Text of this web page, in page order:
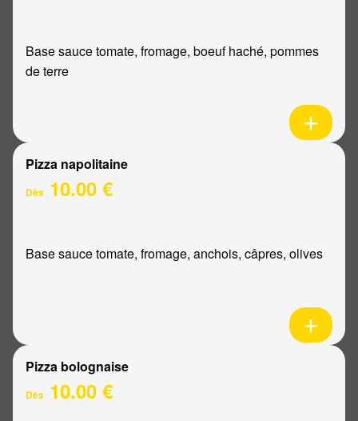
Base sauce tomate, fromage, boeuf haché, pommes
de terre
Pizza napolitaine
Dès 10.00 €
Base sauce tomate, fromage, anchois, câpres, olives
Pizza bolognaise
Dès 10.00 €